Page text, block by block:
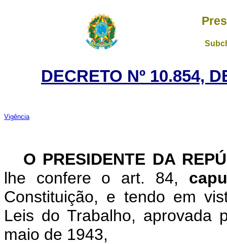
DECRETO Nº 10.854,
Vigência
O PRESIDENTE DA
lhe confere o art. 84,
Constituição, e tendo em
Leis do Trabalho, aprovada
maio de 1943,